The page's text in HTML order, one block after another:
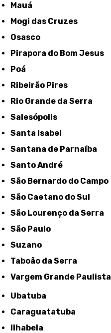
Mauá
Mogi das Cruzes
Osasco
Pirapora do Bom Jesus
Poá
Ribeirão Pires
Rio Grande da Serra
Salesópolis
Santa Isabel
Santana de Parnaíba
Santo André
São Bernardo do Campo
São Caetano do Sul
São Lourenço da Serra
São Paulo
Suzano
Taboão da Serra
Vargem Grande Paulista
Ubatuba
Caraguatatuba
Ilhabela